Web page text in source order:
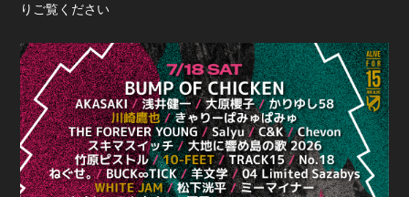
りご覧ください